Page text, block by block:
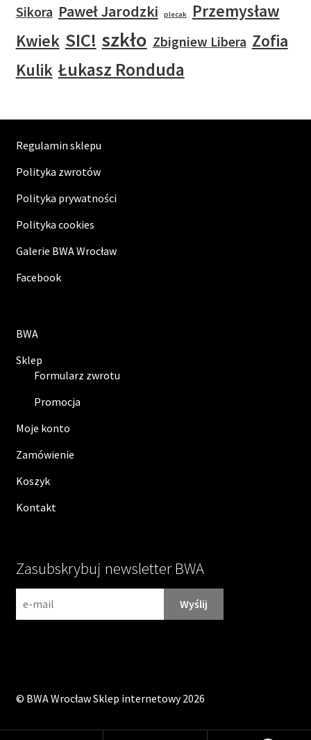
Sikora Paweł Jarodzki plecak
Przemysław
Kwiek SIC! szkło Zbigniew Libera Zofia
Kulik Łukasz Ronduda
Regulamin sklepu
Polityka zwrotów
Polityka prywatności
Polityka cookies
Galerie BWA Wrocław
Facebook
BWA
Sklep
Formularz zwrotu
Promocja
Moje konto
Zamówienie
Koszyk
Kontakt
Zasubskrybuj newsletter BWA
t
© BWA Wrocław Sklep internetowy2026